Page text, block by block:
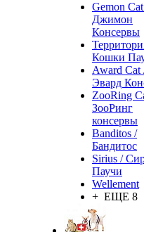
Gemon
Джимон
Консервы
Кошки
Award Cat
Эвард
ZooRing
ЗооРинг
консервы
Banditos /
Бандитос
Sirius /
Паучи
Wellement
+ ЕЩЕ 8